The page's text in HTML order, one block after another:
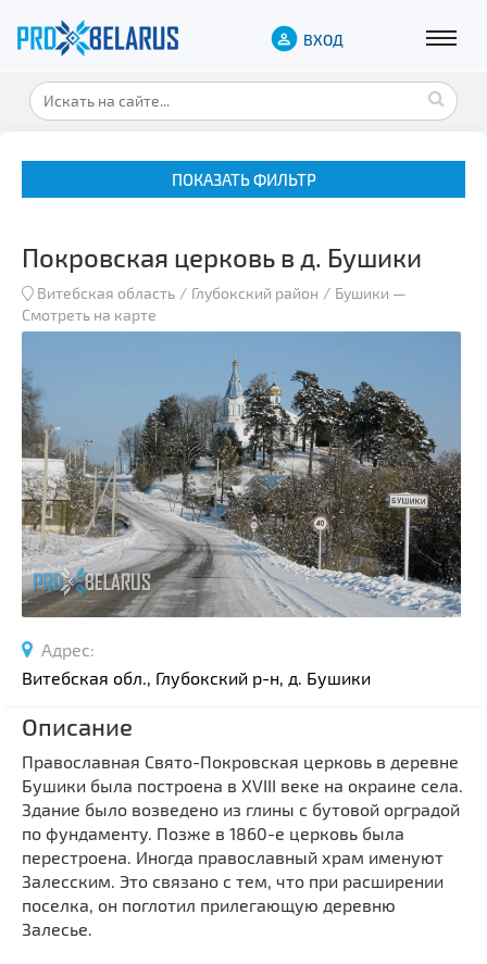
ВХОД
ПОКАЗАТЬ ФИЛЬТР
Замки и дворцы
Военная история
Гражданская архитектура
Спортивные сооружения
Производства
Ратуши
Родовые усадьбы
Национальные парки и заказники
Озера и водоемы
Памятники
Памятники археологии
Памятники геодезии
Памятники природы
Памятники известным людям
Церкви
Монастыри
Выберите область
Выберите район
Выберите населенный пункт
Покровская церковь в д. Бушики
Витебская область Глубокский район Бушики —
Смотреть на карте
Адрес:
Витебская обл., Глубокский р-н, д. Бушики
Описание
Православная Свято-Покровская церковь в деревне
Бушики была построена в XVIII веке на окраине села.
Здание было возведено из глины с бутовой орградой
по фундаменту. Позже в 1860-е церковь была
перестроена. Иногда православный храм именуют
Залесским. Это связано с тем, что при расширении
поселка, он поглотил прилегающую деревню
Залесье.